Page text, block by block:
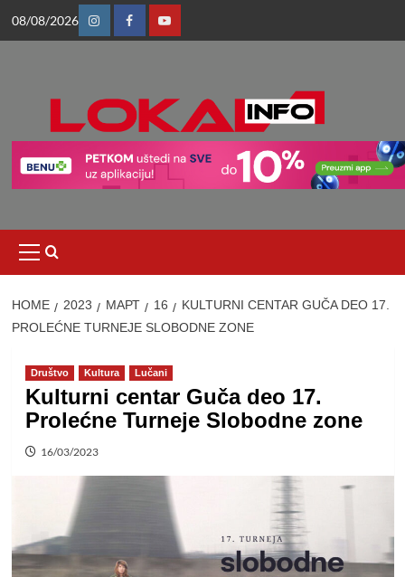
08/08/2026
InstagramFacebookYoutube
Menu
HOME 2023 МАРТ 16
KULTURNI CENTAR GUČA DEO 17.
PROLEĆNE TURNEJE SLOBODNE ZONE
Društvo Kultura Lučani
Kulturni centar Guča deo 17.
Prolećne Turneje Slobodne zone
16/03/2023